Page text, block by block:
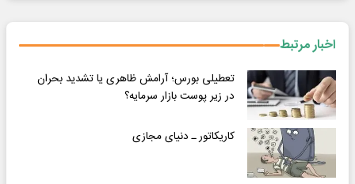
اخبار مرتبط
تعطیلی بورس؛ آرامش ظاهری یا تشدید بحران
در زیر پوست بازار سرمایه؟
کاریکاتور ـ دنیای مجازی